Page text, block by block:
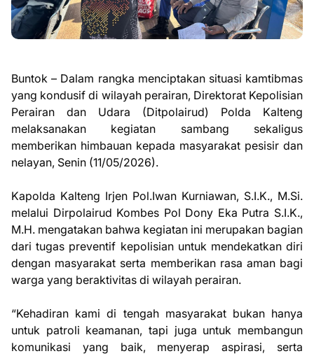
Buntok – Dalam rangka menciptakan situasi kamtibmas
yang kondusif di wilayah perairan, Direktorat Kepolisian
Perairan dan Udara (Ditpolairud) Polda Kalteng
melaksanakan kegiatan sambang sekaligus
memberikan himbauan kepada masyarakat pesisir dan
nelayan, Senin (11/05/2026).
Kapolda Kalteng Irjen Pol.Iwan Kurniawan, S.I.K., M.Si.
melalui Dirpolairud Kombes Pol Dony Eka Putra S.I.K.,
M.H. mengatakan bahwa kegiatan ini merupakan bagian
dari tugas preventif kepolisian untuk mendekatkan diri
dengan masyarakat serta memberikan rasa aman bagi
warga yang beraktivitas di wilayah perairan.
“Kehadiran kami di tengah masyarakat bukan hanya
untuk patroli keamanan, tapi juga untuk membangun
komunikasi yang baik, menyerap aspirasi, serta